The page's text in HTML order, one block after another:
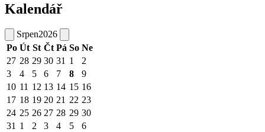
Kalendář
Srpen2026
Po Út St Čt Pá So Ne
27 28 29 30 31 1
2
3
4 5 6 7 8
9
10 11 12 13 14 15 16
17 18 19 20 21 22 23
24 25 26 27 28 29 30
31 1 2 3 4 5 6